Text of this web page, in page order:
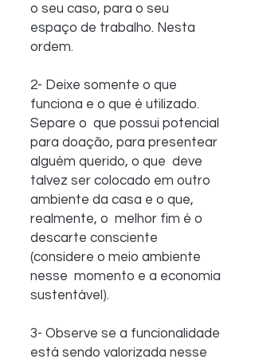
o seu caso, para o seu
espaço de trabalho. Nesta
ordem.
2- Deixe somente o que
funciona e o que é utilizado.
Separe o  que possui potencial
para doação, para presentear
alguém querido, o que  deve
talvez ser colocado em outro
ambiente da casa e o que,
realmente, o  melhor fim é o
descarte consciente
(considere o meio ambiente
nesse  momento e a economia
sustentável).
3- Observe se a funcionalidade
está sendo valorizada nesse